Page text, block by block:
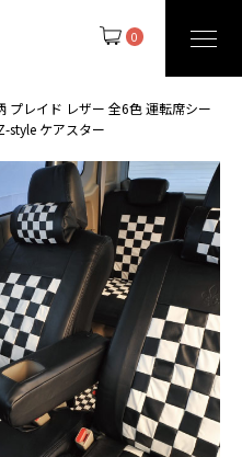
0
プレイド レザー 全6色 運転席シー
style ケアスター